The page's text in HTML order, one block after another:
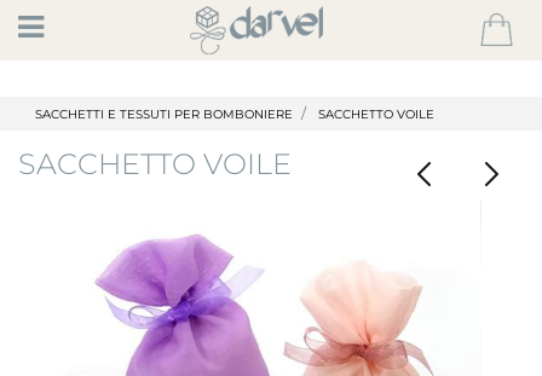
Open
SACCHETTI E TESSUTI PER BOMBONIERE SACCHETTO VOILE
SACCHETTO VOILE